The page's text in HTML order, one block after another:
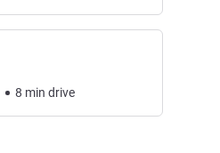
8 min drive